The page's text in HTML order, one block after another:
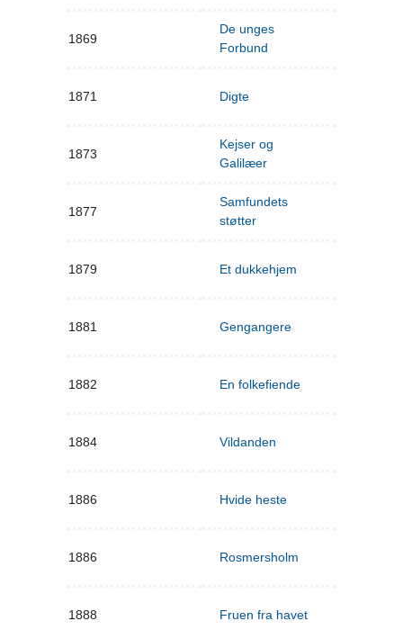
1869
De unges
Forbund
1871 Digte
1873
Kejser og
Galilæer
1877
Samfundets
støtter
1879 Et dukkehjem
1881 Gengangere
1882 En folkefiende
1884 Vildanden
1886 Hvide heste
1886 Rosmersholm
1888 Fruen fra havet